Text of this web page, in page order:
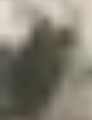
Xem nhanh